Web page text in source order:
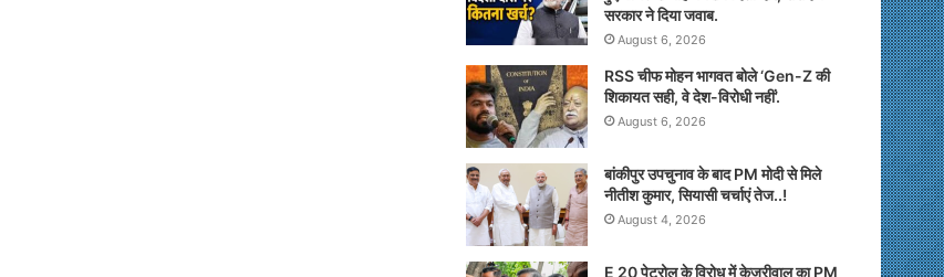
सरकार ने दिया जवाब.
August 6, 2026
RSS चीफ मोहन भागवत बोले ‘Gen-Z की
शिकायत सही, वे देश-विरोधी नहीं’.
August 6, 2026
बांकीपुर उपचुनाव के बाद PM मोदी से मिले
नीतीश कुमार, सियासी चर्चाएं तेज..!
August 4, 2026
E 20 पेट्रोल के विरोध में केजरीवाल का PM